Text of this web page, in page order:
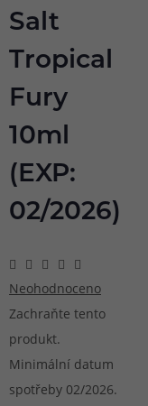
Salt
Tropical
Fury
10ml
(EXP:
02/2026)
Neohodnoceno
Zachraňte tento
produkt.
Minimální datum
spotřeby 02/2026.